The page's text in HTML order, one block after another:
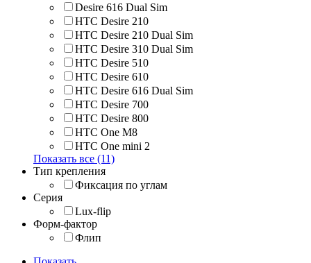
Desire 616 Dual Sim
HTC Desire 210
HTC Desire 210 Dual Sim
HTC Desire 310 Dual Sim
HTC Desire 510
HTC Desire 610
HTC Desire 616 Dual Sim
HTC Desire 700
HTC Desire 800
HTC One M8
HTC One mini 2
Показать все (11)
Тип крепления
Фиксация по углам
Серия
Lux-flip
Форм-фактор
Флип